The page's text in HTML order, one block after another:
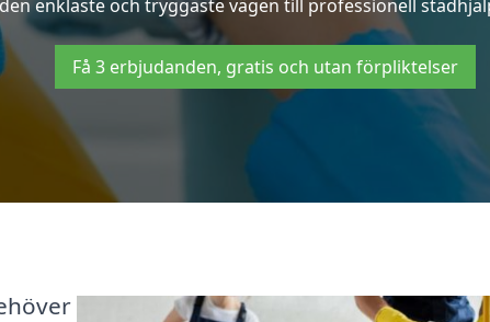
enklaste och tryggaste vägen till professionell
Få 3 erbjudanden, gratis och utan förpliktelser